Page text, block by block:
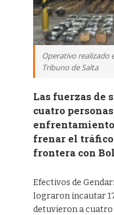
Operativo realizado
Tribuno de Salta
Las fuerzas de
cuatro
enfrentamiento
frenar el tráfico
frontera con
Efectivos de
lograron incautar
detuvieron a